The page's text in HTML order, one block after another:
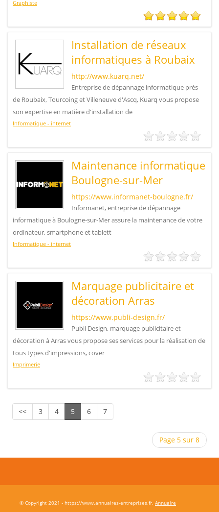
Graphiste
Installation de réseaux
informatiques à Roubaix
http://www.kuarq.net/
Entreprise de dépannage informatique près
de Roubaix, Tourcoing et Villeneuve d'Ascq, Kuarq vous propose
son expertise en matière d'installation de
Informatique - internet
Maintenance informatique
Boulogne-sur-Mer
https://www.informanet-boulogne.fr/
Informanet, entreprise de dépannage
informatique à Boulogne-sur-Mer assure la maintenance de votre
ordinateur, smartphone et tablett
Informatique - internet
Marquage publicitaire et
décoration Arras
https://www.publi-design.fr/
Publi Design, marquage publicitaire et
décoration à Arras vous propose ses services pour la réalisation de
tous types d'impressions, cover
Imprimerie
<< 3 4 5 6 7
Page 5 sur 8
© Copyright 2021 - https://www.annuaires-entreprises.fr. Annuaire